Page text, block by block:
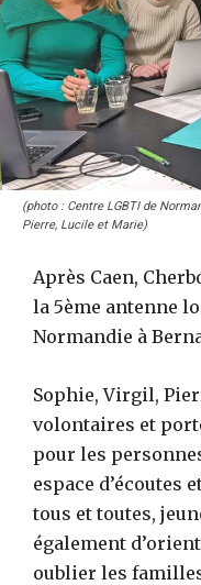
(photo : Centre LGBTI de
Pierre, Lucile et Marie)
Après Caen,
la 5ème antenne
Normandie à
Sophie, Virgil,
volontaires et
pour les
espace d’écoutes
tous et toutes,
également
oublier les